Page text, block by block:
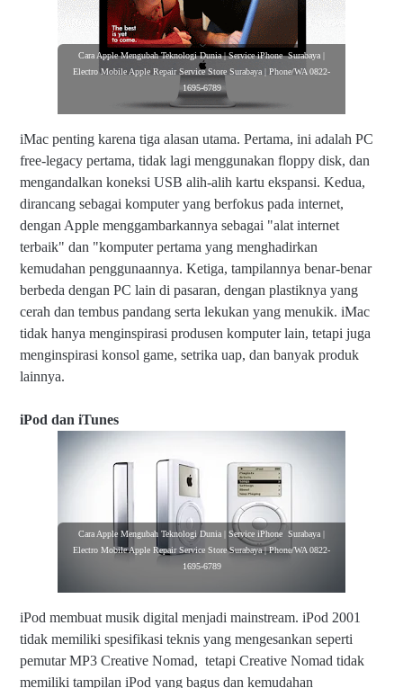
Cara Apple Mengubah Teknologi Dunia | Service iPhone Surabaya |
Electro Mobile Apple Repair Service Store Surabaya | Phone/WA 0822-
1695-6789
iMac penting karena tiga alasan utama. Pertama, ini adalah PC
free-legacy pertama, tidak lagi menggunakan floppy disk, dan
mengandalkan koneksi USB alih-alih kartu ekspansi. Kedua,
dirancang sebagai komputer yang berfokus pada internet,
dengan Apple menggambarkannya sebagai "alat internet
terbaik" dan "komputer pertama yang menghadirkan
kemudahan penggunaannya. Ketiga, tampilannya benar-benar
berbeda dengan PC lain di pasaran, dengan plastiknya yang
cerah dan tembus pandang serta lekukan yang menukik. iMac
tidak hanya menginspirasi produsen komputer lain, tetapi juga
menginspirasi konsol game, setrika uap, dan banyak produk
lainnya.
iPod dan iTunes
Cara Apple Mengubah Teknologi Dunia | Service iPhone Surabaya |
Electro Mobile Apple Repair Service Store Surabaya | Phone/WA 0822-
1695-6789
iPod membuat musik digital menjadi mainstream. iPod 2001
tidak memiliki spesifikasi teknis yang mengesankan seperti
pemutar MP3 Creative Nomad, tetapi Creative Nomad tidak
memiliki tampilan iPod yang bagus dan kemudahan